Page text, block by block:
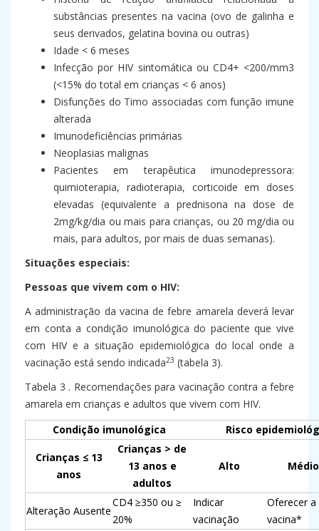
substâncias presentes na vacina (ovo de galinha e
seus derivados, gelatina bovina ou outras)
Idade < 6 meses
Infecção por HIV sintomática ou CD4+ <200/mm3
(<15% do total em crianças < 6 anos)
Disfunções do Timo associadas com função imune
alterada
Imunodeficiências primárias
Neoplasias malignas
Pacientes em terapêutica imunodepressora:
quimioterapia, radioterapia, corticoide em doses
elevadas (equivalente a prednisona na dose de
2mg/kg/dia ou mais para crianças, ou 20 mg/dia ou
mais, para adultos, por mais de duas semanas).
Situações especiais:
Pessoas que vivem com o HIV:
A administração da vacina de febre amarela deverá levar
em conta a condição imunológica do paciente que vive
com HIV e a situação epidemiológica do local onde a
vacinação está sendo indicada23 (tabela 3).
Tabela 3 . Recomendações para vacinação contra a febre
amarela em crianças e adultos que vivem com HIV.
Condição imunológica
Risco
Crianças ≤ 13
anos
Crianças > de
13 anos e
adultos
Alto Médio
Alteração Ausente
CD4 ≥350 ou ≥
20%
Indicar
vacinação
Oferecer a
vacina*